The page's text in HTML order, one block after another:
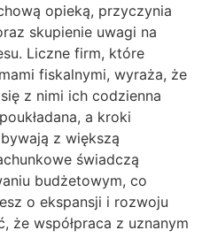
opieką, przyczynia
skupienie uwagi na
Liczne firm, które
fiskalnymi, wyraża, że
z nimi ich codzienna
a kroki
z większą
świadczą
budżetowym, co
o ekspansji i rozwoju
że współpraca z uznanym